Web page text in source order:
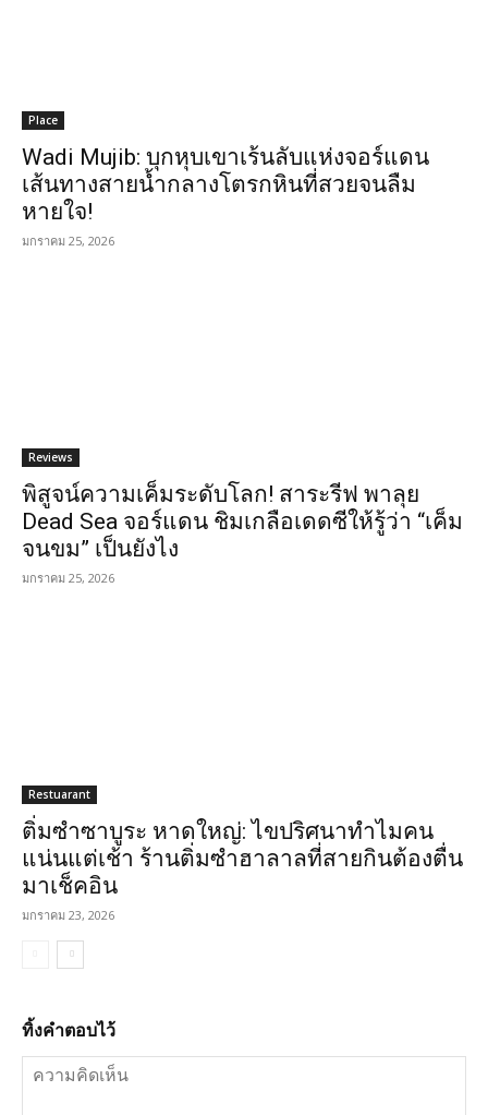
Place
Wadi Mujib: บุกหุบเขาเร้นลับแห่งจอร์แดน
เส้นทางสายน้ำกลางโตรกหินที่สวยจนลืม
หายใจ!
มกราคม 25, 2026
Reviews
พิสูจน์ความเค็มระดับโลก! สาระรีฟ พาลุย
Dead Sea จอร์แดน ชิมเกลือเดดซีให้รู้ว่า “เค็ม
จนขม” เป็นยังไง
มกราคม 25, 2026
Restuarant
ติ่มซำซาบูระ หาดใหญ่: ไขปริศนาทำไมคน
แน่นแต่เช้า ร้านติ่มซำฮาลาลที่สายกินต้องตื่น
มาเช็คอิน
มกราคม 23, 2026
ทิ้งคำตอบไว้